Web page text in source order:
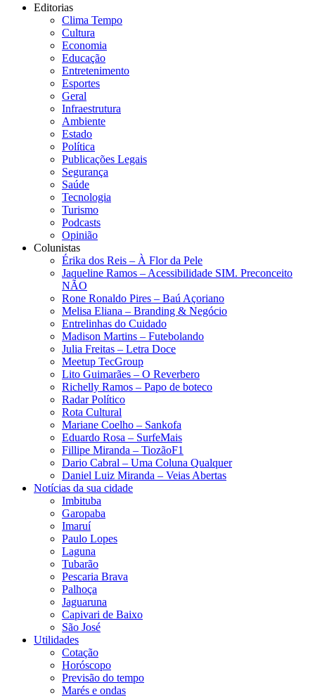
Editorias
Clima Tempo
Cultura
Economia
Educação
Entretenimento
Esportes
Geral
Infraestrutura
Ambiente
Estado
Política
Publicações Legais
Segurança
Saúde
Tecnologia
Turismo
Podcasts
Opinião
Colunistas
Érika dos Reis​ – À Flor da Pele
Jaqueline Ramos – Acessibilidade SIM. Preconceito
NÃO
Rone Ronaldo Pires – Baú Açoriano
Melisa Eliana – Branding & Negócio
Entrelinhas do Cuidado
Madison Martins – Futebolando
Julia Freitas​ – Letra Doce
Meetup TecGroup
Lito Guimarães – O Reverbero
Richelly Ramos​ – Papo de boteco
Radar Político
Rota Cultural
Mariane Coelho – Sankofa
Eduardo Rosa​ – SurfeMais
Fillipe Miranda – TiozãoF1
Dario Cabral – Uma Coluna Qualquer
Daniel Luiz Miranda – Veias Abertas
Notícias da sua cidade
Imbituba
Garopaba
Imaruí
Paulo Lopes
Laguna
Tubarão
Pescaria Brava
Palhoça
Jaguaruna
Capivari de Baixo
São José
Utilidades
Cotação
Horóscopo
Previsão do tempo
Marés e ondas